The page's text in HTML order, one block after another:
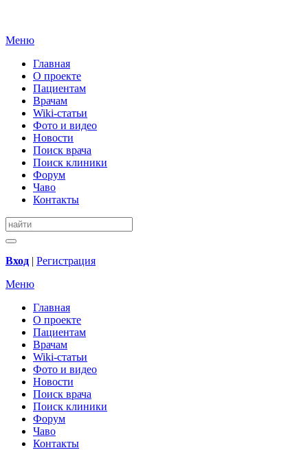
Меню
Главная
О проекте
Пациентам
Врачам
Wiki-статьи
Фото и видео
Новости
Поиск врача
Поиск клиники
Форум
Чаво
Контакты
Вход | Регистрация
Меню
Главная
О проекте
Пациентам
Врачам
Wiki-статьи
Фото и видео
Новости
Поиск врача
Поиск клиники
Форум
Чаво
Контакты